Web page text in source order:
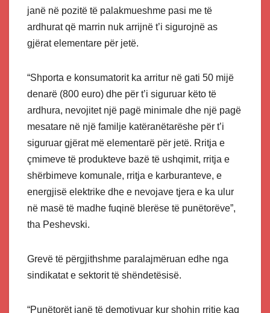
janë në pozitë të palakmueshme pasi me të
ardhurat që marrin nuk arrijnë t’i sigurojnë as
gjërat elementare për jetë.
“Shporta e konsumatorit ka arritur në gati 50 mijë
denarë (800 euro) dhe për t’i siguruar këto të
ardhura, nevojitet një pagë minimale dhe një pagë
mesatare në një familje katëranëtarëshe për t’i
siguruar gjërat më elementarë për jetë. Rritja e
çmimeve të produkteve bazë të ushqimit, rritja e
shërbimeve komunale, rritja e karburanteve, e
energjisë elektrike dhe e nevojave tjera e ka ulur
në masë të madhe fuqinë blerëse të punëtorëve”,
tha Peshevski.
Grevë të përgjithshme paralajmëruan edhe nga
sindikatat e sektorit të shëndetësisë.
“Punëtorët janë të demotivuar kur shohin rritje kaq